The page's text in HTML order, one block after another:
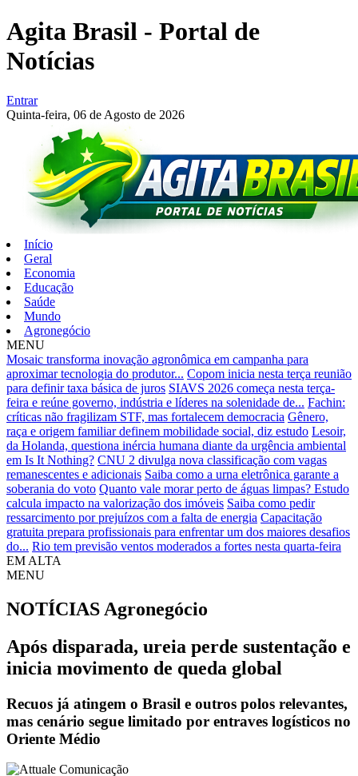
Agita Brasil - Portal de
Notícias
Entrar
Quinta-feira, 06 de Agosto de 2026
Início
Geral
Economia
Educação
Saúde
Mundo
Agronegócio
MENU
Mosaic transforma inovação agronômica em campanha para
aproximar tecnologia do produtor... Copom inicia nesta terça reunião
para definir taxa básica de juros SIAVS 2026 começa nesta terça-
feira e reúne governo, indústria e líderes na solenidade de... Fachin:
críticas não fragilizam STF, mas fortalecem democracia Gênero,
raça e origem familiar definem mobilidade social, diz estudo Lesoir,
da Holanda, questiona inércia humana diante da urgência ambiental
em Is It Nothing? CNU 2 divulga nova classificação com vagas
remanescentes e adicionais Saiba como a urna eletrônica garante a
soberania do voto Quanto vale morar perto de águas limpas? Estudo
calcula impacto na valorização dos imóveis Saiba como pedir
ressarcimento por prejuízos com a falta de energia Capacitação
gratuita prepara profissionais para enfrentar um dos maiores desafios
do... Rio tem previsão ventos moderados a fortes nesta quarta-feira
EM ALTA
MENU
NOTÍCIAS Agronegócio
Após disparada, ureia perde sustentação e
inicia movimento de queda global
Recuos já atingem o Brasil e outros polos relevantes,
mas cenário segue limitado por entraves logísticos no
Oriente Médio